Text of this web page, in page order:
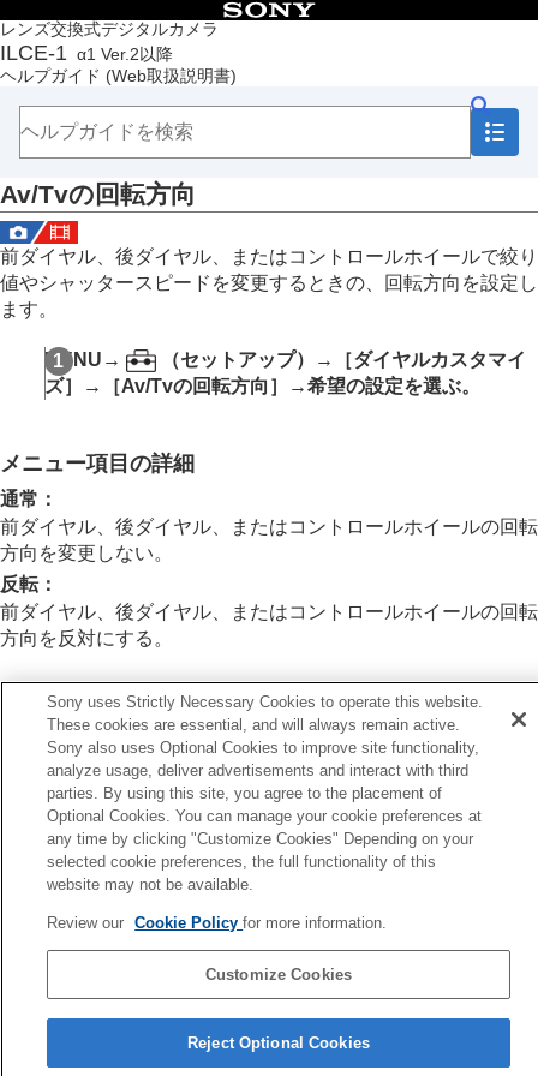
レンズ交換式デジタルカメラ
ILCE-1 α1 Ver.2以降
ヘルプガイド (Web取扱説明書)
目次
トップページ
ヘルプガイドの使いかた
本体と付属品を確認する
本機の基本操作
準備/基本的な撮影
MENU一覧から機能を探す
撮影機能を活用する
カメラをカスタマイズする
よく使う機能をボタンやダイヤルに割り当てる
（ カスタムキー/ダイヤル設定）
撮影設定の登録と呼び出し
る
よく使う機能をマイメニュータブに登録する
静止画と動画の撮影設定を個別に行う
Av/Tvの回転方向
ファンクションリング(レンズ)
動画撮影でシャッターボタンを使う
モニター/ファインダーの表示を設定する
再生する
カメラの設定を変更する
スマートフォンでできること
パソコンでできること
クラウドサービスを利用する
Av/Tvの回転方向
前ダイヤル、後ダイヤル、またはコントロールホイールで絞り
値やシャッタースピードを変更するときの、回転方向を設定し
ます。
MENU → （セットアップ）→
［ダイヤルカスタマイ
ズ］
→ ［Av/Tvの回転方向］ →希望の設定を選ぶ。
メニュー項目の詳細
通常 ：
前ダイヤル、後ダイヤル、またはコントロールホイールの回転
方向を変更しない。
反転：
前ダイヤル、後ダイヤル、またはコントロールホイールの回転
方向を反対にする。
画/動画独立設定
次へ
ファンクションリング(レン
TP1001364540
ヘルプガイドをご覧ください。
言語選択ページへ
5-060-285-03(2)
Sony uses Strictly Necessary Cookies to operate this website.
These cookies are essential, and will always remain active.
Sony also uses Optional Cookies to improve site functionality,
analyze usage, deliver advertisements and interact with third
parties. By using this site, you agree to the placement of
Optional Cookies. You can manage your cookie preferences at
any time by clicking "Customize Cookies" Depending on your
selected cookie preferences, the full functionality of this
website may not be available.
Review our Cookie Policyfor more information.
Customize Cookies
Reject Optional Cookies